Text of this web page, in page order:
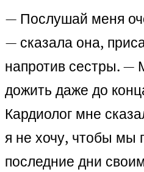
— Послушай меня
— сказала она,
напротив сестры. —
дожить даже до
Кардиолог мне
я не хочу, чтобы мы
последние дни